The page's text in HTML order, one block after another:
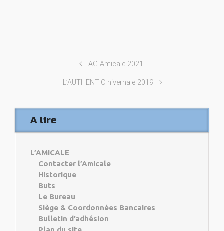
AG Amicale 2021
L’AUTHENTIC hivernale 2019
A lire
L’AMICALE
Contacter l’Amicale
Historique
Buts
Le Bureau
Siège & Coordonnées Bancaires
Bulletin d’adhésion